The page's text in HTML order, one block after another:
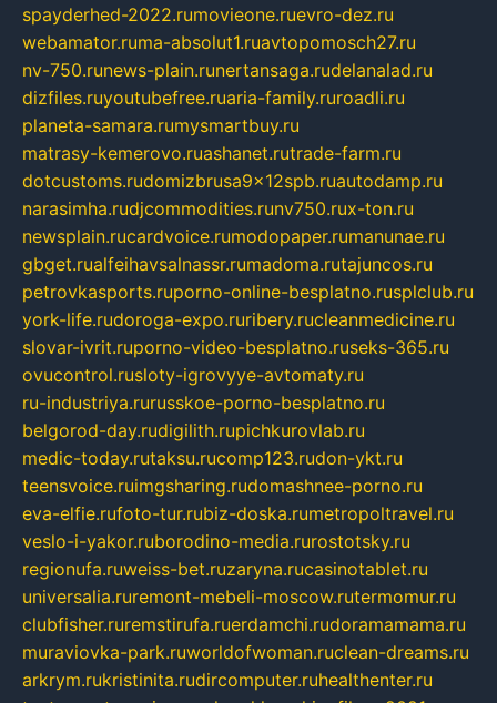
spayderhed-2022.rumovieone.ruevro-dez.ru
webamator.ruma-absolut1.ruavtopomosch27.ru
nv-750.runews-plain.runertansaga.rudelanalad.ru
dizfiles.ruyoutubefree.ruaria-family.ruroadli.ru
planeta-samara.rumysmartbuy.ru
matrasy-kemerovo.ruashanet.rutrade-farm.ru
dotcustoms.rudomizbrusa9x12spb.ruautodamp.ru
narasimha.rudjcommodities.runv750.rux-ton.ru
newsplain.rucardvoice.rumodopaper.rumanunae.ru
gbget.rualfeihavsalnassr.rumadoma.rutajuncos.ru
petrovkasports.ruporno-online-besplatno.rusplclub.ru
york-life.rudoroga-expo.ruribery.rucleanmedicine.ru
slovar-ivrit.ruporno-video-besplatno.ruseks-365.ru
ovucontrol.rusloty-igrovyye-avtomaty.ru
ru-industriya.rurusskoe-porno-besplatno.ru
belgorod-day.rudigilith.rupichkurovlab.ru
medic-today.rutaksu.rucomp123.rudon-ykt.ru
teensvoice.ruimgsharing.rudomashnee-porno.ru
eva-elfie.rufoto-tur.rubiz-doska.rumetropoltravel.ru
veslo-i-yakor.ruborodino-media.rurostotsky.ru
regionufa.ruweiss-bet.ruzaryna.rucasinotablet.ru
universalia.ruremont-mebeli-moscow.rutermomur.ru
clubfisher.ruremstirufa.ruerdamchi.rudoramamama.ru
muraviovka-park.ruworldofwoman.ruclean-dreams.ru
arkrym.rukristinita.rudircomputer.ruhealthenter.ru